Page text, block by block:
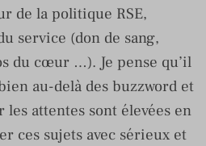
de la politique RSE,
service (don de sang,
du cœur …). Je pense qu’il
au-delà des buzzword et
les attentes sont élevées en
ces sujets avec sérieux et